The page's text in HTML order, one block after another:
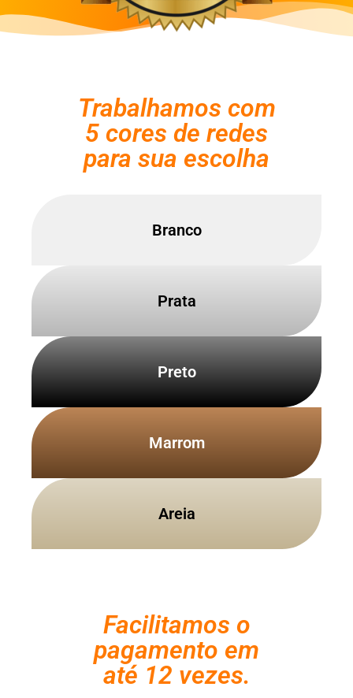
Trabalhamos com
5 cores de redes
para sua escolha
Branco
Prata
Preto
Marrom
Areia
Facilitamos o
pagamento em
até 12 vezes.